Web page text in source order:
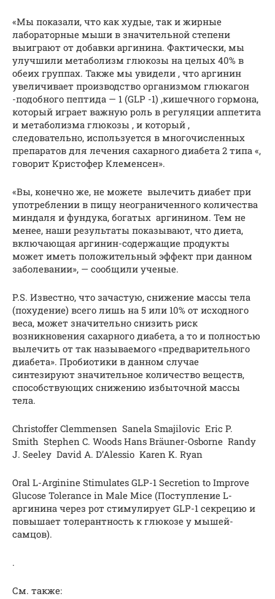
«Мы показали, что как худые, так и жирные
лабораторные мыши в значительной степени
выиграют от добавки аргинина. Фактически, мы
улучшили метаболизм глюкозы на целых 40% в
обеих группах. Также мы увидели , что аргинин
увеличивает производство организмом глюкагон
-подобного пептида — 1 (GLP -1) ,кишечного гормона,
который играет важную роль в регуляции аппетита
и метаболизма глюкозы , и который ,
следовательно, используется в многочисленных
препаратов для лечения сахарного диабета 2 типа «,
говорит Кристофер Клеменсен».
«Вы, конечно же, не можете вылечить диабет при
употреблении в пищу неограниченного количества
миндаля и фундука, богатых аргинином. Тем не
менее, наши результаты показывают, что диета,
включающая аргинин-содержащие продукты
может иметь положительный эффект при данном
заболевании», — сообщили ученые.
P.S. Известно, что зачастую, снижение массы тела
(похудение) всего лишь на 5 или 10% от исходного
веса, может значительно снизить риск
возникновения сахарного диабета, а то и полностью
вылечить от так называемого «предварительного
диабета». Пробиотики в данном случае
синтезируют значительное количество веществ,
способствующих снижению избыточной массы
тела.
Christoffer Clemmensen Sanela Smajilovic Eric P.
Smith Stephen C. Woods Hans Bräuner-Osborne Randy
J. Seeley David A. D’Alessio Karen K. Ryan
Oral L-Arginine Stimulates GLP-1 Secretion to Improve
Glucose Tolerance in Male Mice (Поступление L-
аргинина через рот стимулирует GLP-1 секрецию и
повышает толерантность к глюкозе у мышей-
самцов).
.
См. также: